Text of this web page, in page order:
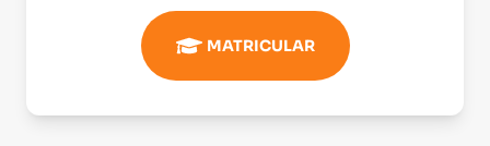
MATRICULAR